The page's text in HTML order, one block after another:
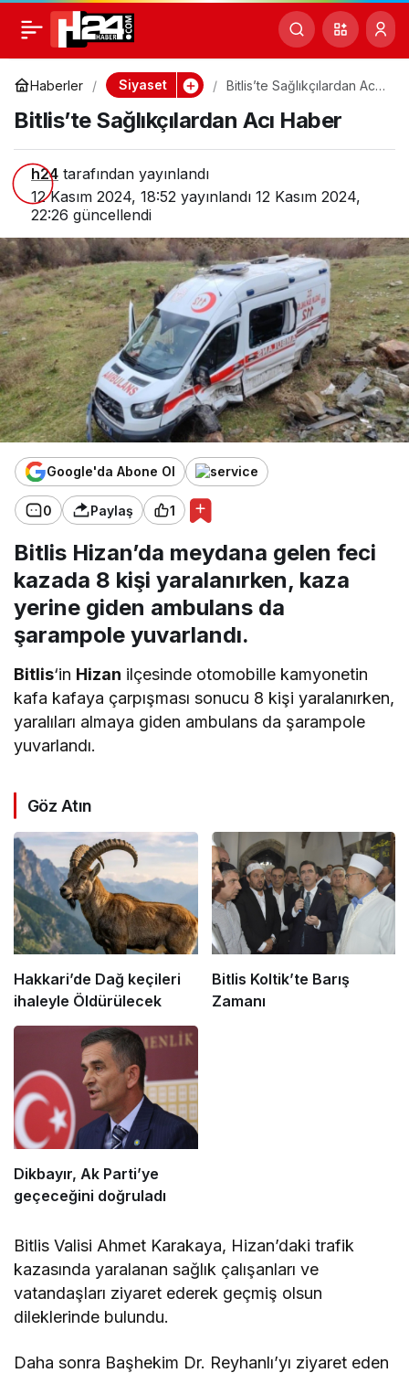
Haberler Siyaset
Bitlis’te Sağlıkçılardan Acı
Bitlis’te Sağlıkçılardan Acı Haber
h24 tarafından yayınlandı
12 Kasım 2024, 18:52 yayınlandı 12 Kasım 2024,
22:26 güncellendi
Google'da Abone Ol
0 Paylaş 1
Bitlis Hizan’da meydana gelen feci
kazada 8 kişi yaralanırken, kaza
yerine giden ambulans da
şarampole yuvarlandı.
Bitlis‘in Hizan ilçesinde otomobille kamyonetin
kafa kafaya çarpışması sonucu 8 kişi yaralanırken,
yaralıları almaya giden ambulans da şarampole
yuvarlandı.
Göz Atın
Hakkari’de Dağ keçileri
ihaleyle Öldürülecek
Bitlis Koltik’te Barış
Zamanı
Dikbayır, Ak Parti’ye
geçeceğini doğruladı
Bitlis Valisi Ahmet Karakaya, Hizan’daki trafik
kazasında yaralanan sağlık çalışanları ve
vatandaşları ziyaret ederek geçmiş olsun
dileklerinde bulundu.
Daha sonra Başhekim Dr. Reyhanlı’yı ziyaret eden
Bitlis’te Sağlıkçılardan
Acı Haber
0